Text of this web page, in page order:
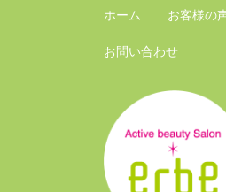
ホーム お客様の
お問い合わせ